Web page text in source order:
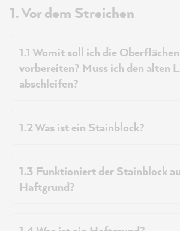
1. Vor dem Streichen
1.1 Womit soll ich die Oberflächen
vorbereiten? Muss ich den alten
abschleifen?
1.2 Was ist ein Stainblock?
1.3 Funktioniert der Stainblock
Haftgrund?